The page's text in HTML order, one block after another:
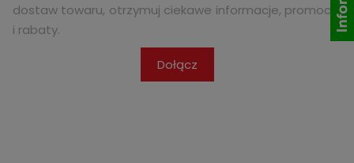
dostaw towaru, otrzymuj ciekawe informacje, promocje
i rabaty.
Dołącz